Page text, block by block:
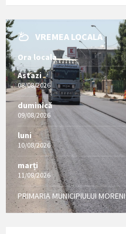
VREMEA LOCALA
Ora locala
Astazi
08/08/2026
duminică
09/08/2026
luni
10/08/2026
marți
11/08/2026
PRIMARIA MUNICIPIULUI MORENI